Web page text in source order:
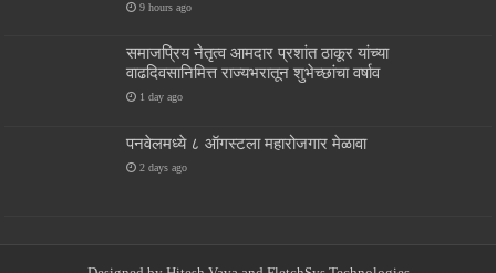
9 hours ago
समाजप्रिय नेतृत्व आमदार प्रशांत ठाकूर यांच्या
वाढदिवसानिमित्त राज्यभरातून शुभेच्छांचा वर्षाव
1 day ago
पनवेलमध्ये ८ ऑगस्टला महारोजगार मेळावा
2 days ago